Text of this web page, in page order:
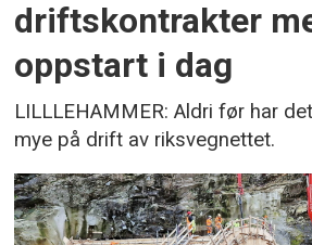
driftskontrakter
oppstart i dag
LILLLEHAMMER: Aldri før har
mye på drift av riksvegnettet.